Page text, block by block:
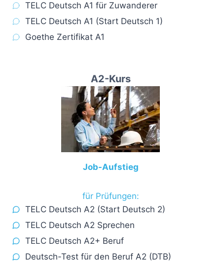
TELC Deutsch A1 für Zuwanderer
TELC Deutsch A1 (Start Deutsch 1)
Goethe Zertifikat A1
A2-Kurs
Job-Aufstieg
für Prüfungen:
TELC Deutsch A2 (Start Deutsch 2)
TELC Deutsch A2 Sprechen
TELC Deutsch A2+ Beruf
Deutsch-Test für den Beruf A2 (DTB)